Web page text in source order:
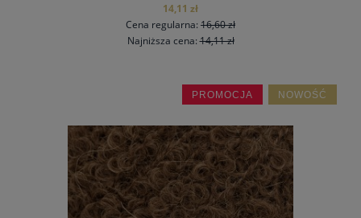
14,11 zł
Cena regularna: 16,60 zł
Najniższa cena:14,11 zł
do koszyka
PROMOCJA NOWOŚĆ